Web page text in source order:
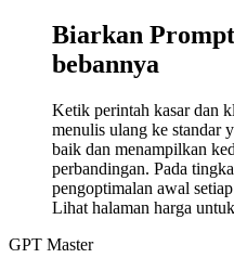
Biarkan
bebannya
Ketik perintah kasar dan
menulis ulang ke standar
baik dan menampilkan
perbandingan. Pada
pengoptimalan awal
Lihat halaman harga
GPT Master